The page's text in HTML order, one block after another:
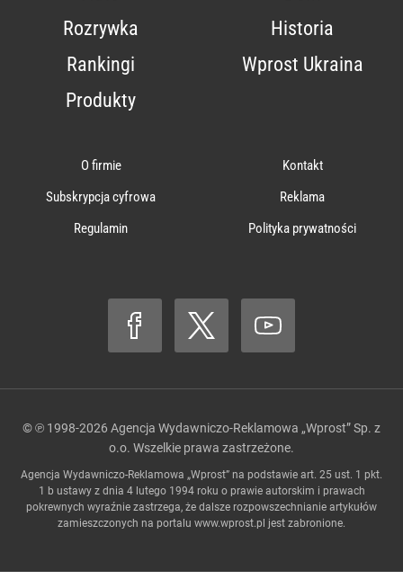
Rozrywka
Historia
Rankingi
Wprost Ukraina
Produkty
O firmie
Kontakt
Subskrypcja cyfrowa
Reklama
Regulamin
Polityka prywatności
© ℗ 1998-2026 Agencja Wydawniczo-Reklamowa „Wprost” Sp. z
o.o. Wszelkie prawa zastrzeżone.
Agencja Wydawniczo-Reklamowa „Wprost” na podstawie art. 25 ust. 1 pkt.
1 b ustawy z dnia 4 lutego 1994 roku o prawie autorskim i prawach
pokrewnych wyraźnie zastrzega, że dalsze rozpowszechnianie artykułów
zamieszczonych na portalu www.wprost.pl jest zabronione.